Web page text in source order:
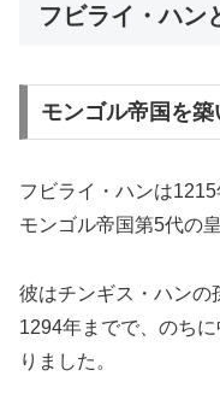
フビライ・ハン
モンゴル帝国を
フビライ・ハンは
モンゴル帝国第5代の
彼はチンギス・ハンの
1294年までで、のち
りました。